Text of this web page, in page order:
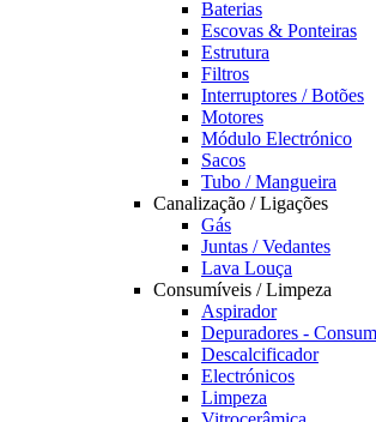
Baterias
Escovas & Ponteiras
Estrutura
Filtros
Interruptores / Botões
Motores
Módulo Electrónico
Sacos
Tubo / Mangueira
Canalização / Ligações
Gás
Juntas / Vedantes
Lava Louça
Consumíveis / Limpeza
Aspirador
Depuradores -
Descalcificador
Electrónicos
Limpeza